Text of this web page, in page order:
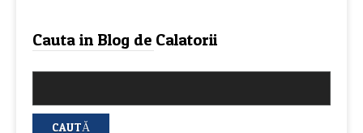
Cauta in Blog de Calatorii